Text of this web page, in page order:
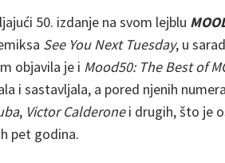
50. izdanje na svom lejblu
See You Next Tuesday, u
objavila je i Mood50: The Best of
i sastavljala, a pored njenih
, Victor Calderonei drugih, što je
pet godina.